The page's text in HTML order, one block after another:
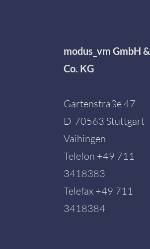
modus_vm GmbH &
Co. KG
Gartenstraße 47
D-70563 Stuttgart-
Vaihingen
Telefon +49 711
3418383
Telefax +49 711
3418384